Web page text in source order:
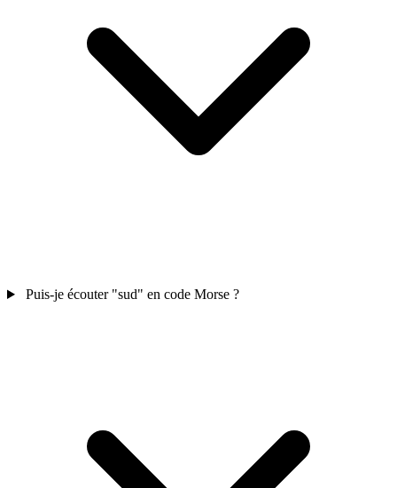
Puis-je écouter "sud" en code Morse ?